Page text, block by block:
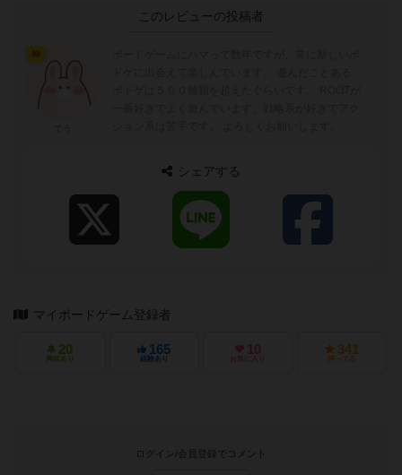
この投稿に 名がナイス！ しました
ション系は苦手です。 よろしくお願いします。